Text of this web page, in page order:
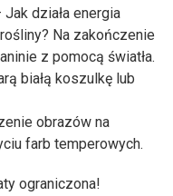
Jak działa energia
Na zakończenie
z pomocą światła.
białą koszulkę lub
obrazów na
farb temperowych.
ograniczona!